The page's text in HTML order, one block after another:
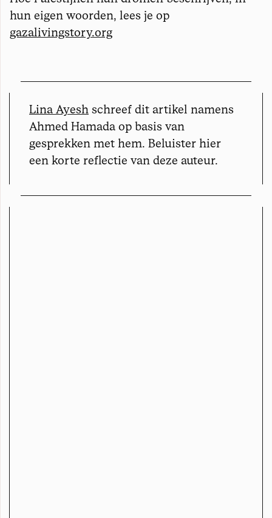
hun eigen woorden, lees je op
gazalivingstory.org
Lina Ayesh schreef dit artikel namens
Ahmed Hamada op basis van
gesprekken met hem. Beluister hier
een korte reflectie van deze auteur.